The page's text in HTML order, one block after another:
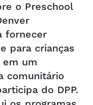
o Preschool
fornecer
para crianças
em um
comunitário
do DPP.